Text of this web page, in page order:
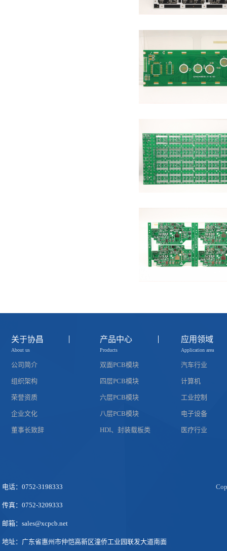
关于协昌
About us
公司简介
组织架构
荣誉资质
企业文化
董事长致辞
产品中心
Products
双面PCB模块
四层PCB模块
六层PCB模块
八层PCB模块
HDI、封装载板类
应用领域
Application area
汽车行业
计算机
工业控制
电子设备
医疗行业
电话：0752-3198333
传真：0752-3209333
邮箱：sales@xcpcb.net
地址：广东省惠州市仲恺高新区潼侨工业园联发大道南面